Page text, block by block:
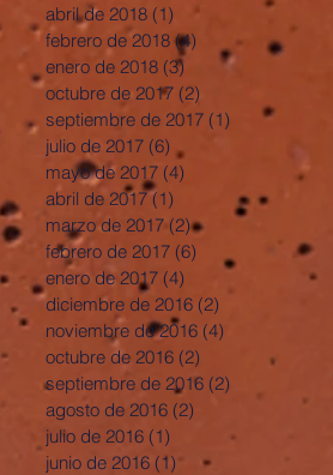
abril de 2018 (1) 1 entrada
febrero de 2018 (4) 4 entradas
enero de 2018 (3) 3 entradas
octubre de 2017 (2)
septiembre de 2017 (1) 1 entrada
julio de 2017 (6)
mayo de 2017 (4)
abril de 2017 (1) 1 entrada
marzo de 2017 (2)2 entradas
febrero de 2017 (6)
enero de 2017 (4) 4 entradas
diciembre de 2016 (2)
noviembre de 2016 (4)
octubre de 2016 (2) 2 entradas
septiembre de 2016 (2)
agosto de 2016 (2)
julio de 2016 (1) 1 entrada
junio de 2016 (1) 1 entrada